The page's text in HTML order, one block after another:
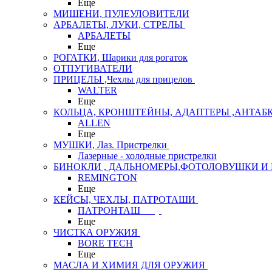
Еще
МИШЕНИ, ПУЛЕУЛОВИТЕЛИ
АРБАЛЕТЫ, ЛУКИ, СТРЕЛЫ
АРБАЛЕТЫ
Еще
РОГАТКИ, Шарики для рогаток
ОТПУГИВАТЕЛИ
ПРИЦЕЛЫ ,Чехлы для прицелов
WALTER
Еще
КОЛЬЦА, КРОНШТЕЙНЫ, АДАПТЕРЫ
ALLEN
Еще
МУШКИ, Лаз. Пристрелки
Лазерные - холодные пристрелки
БИНОКЛИ , ДАЛЬНОМЕРЫ,ФОТОЛОВУШКИ И
REMINGTON
Еще
КЕЙСЫ, ЧЕХЛЫ, ПАТРОТАШИ
ПАТРОНТАШ
Еще
ЧИСТКА ОРУЖИЯ
BORE TECH
Еще
МАСЛА И ХИМИЯ ДЛЯ ОРУЖИЯ